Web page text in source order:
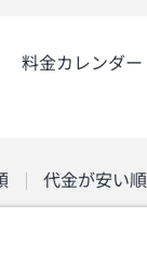
料金カレンダー
代金が安い順